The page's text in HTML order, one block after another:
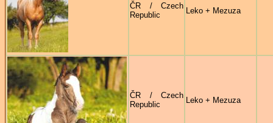
ČR / Czech
Republic
Leko + Mezuza
ČR / Czech
Republic
Leko + Mezuza